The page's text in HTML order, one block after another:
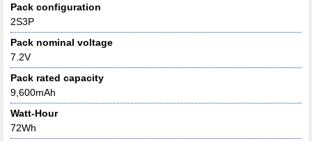
Pack configuration
2S3P
Pack nominal voltage
7.2V
Pack rated capacity
9,600mAh
Watt-Hour
72Wh